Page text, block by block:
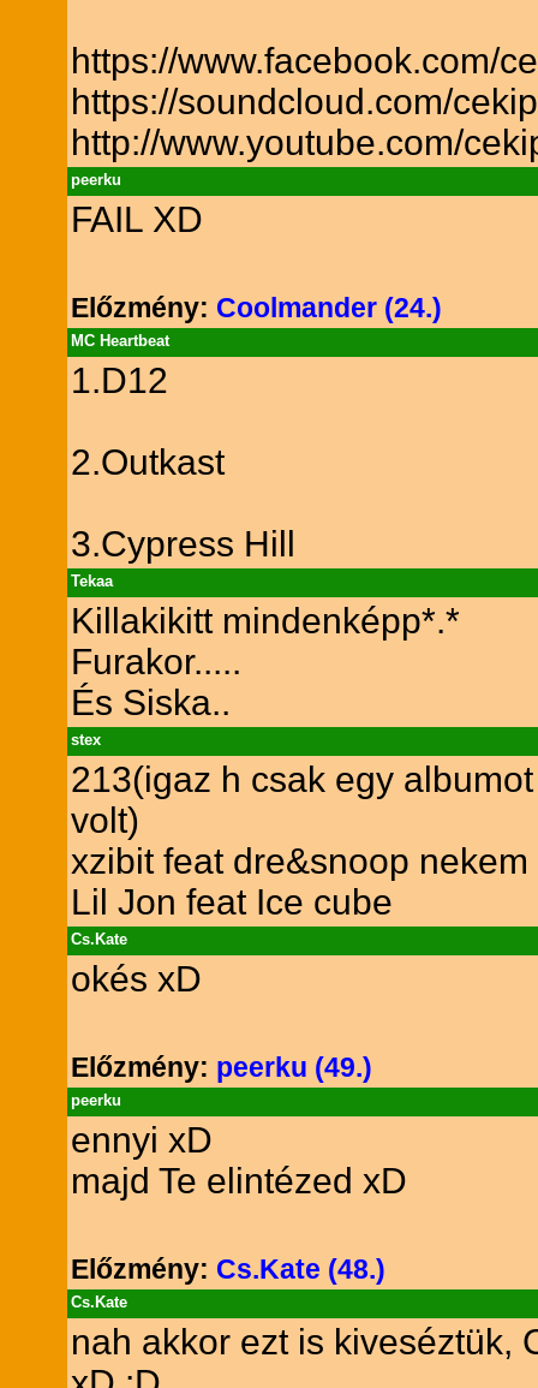
https://www.facebook.com/
https://soundcloud.com/
http://www.youtube.com/
peerku
FAIL XD
Előzmény: Coolmander (24.)
MC Heartbeat
1.D12
2.Outkast
3.Cypress Hill
Tekaa
Killakikitt mindenképp*.*
Furakor.....
És Siska..
stex
213(igaz h csak egy
volt)
xzibit feat dre&snoop
Lil Jon feat Ice cube
Cs.Kate
okés xD
Előzmény: peerku (49.)
peerku
ennyi xD
majd Te elintézed xD
Előzmény: Cs.Kate (48.)
Cs.Kate
nah akkor ezt is kiveséztük,